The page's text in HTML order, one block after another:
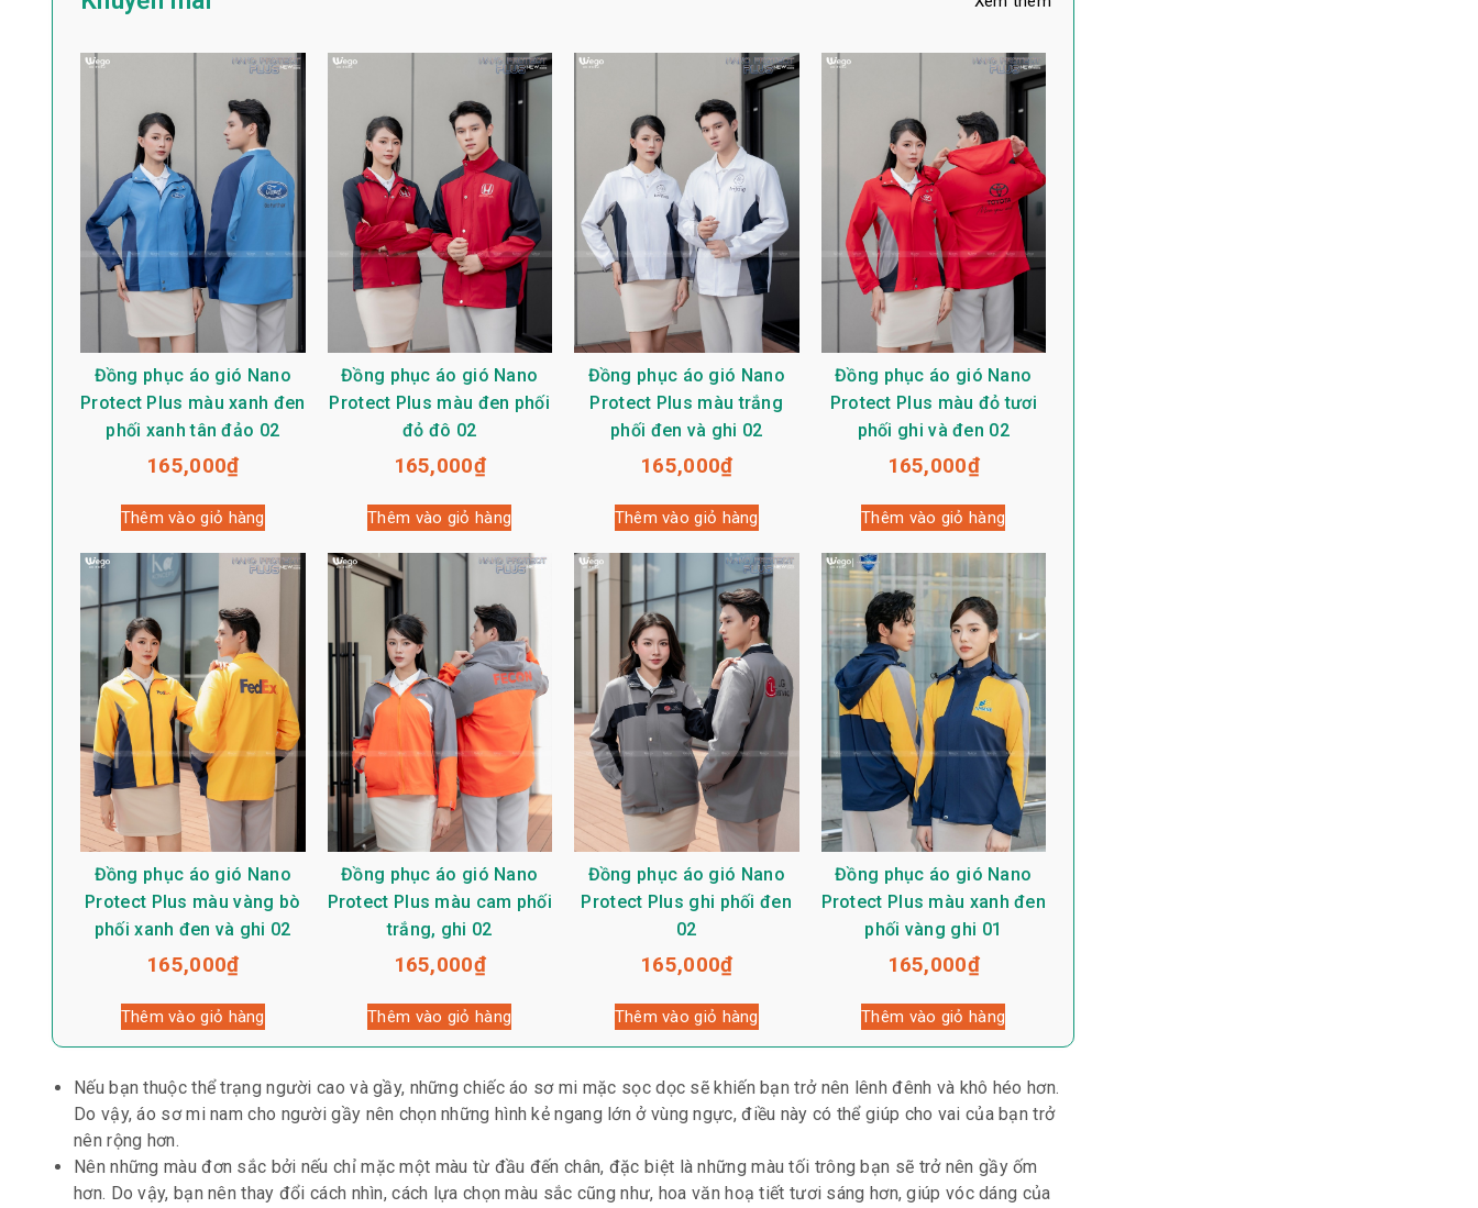
Đồng phục áo gió Nano
Protect Plus màu xanh đen
phối xanh tân đảo 02
165,000₫
Thêm vào giỏ hàng
Đồng phục áo gió Nano
Protect Plus màu đen phối
đỏ đô 02
165,000₫
Thêm vào giỏ hàng
Đồng phục áo gió Nano
Protect Plus màu trắng
phối đen và ghi 02
165,000₫
Thêm vào giỏ hàng
Đồng phục áo gió Nano
Protect Plus màu đỏ tươi
phối ghi và đen 02
165,000₫
Thêm vào giỏ hàng
Đồng phục áo gió Nano
Protect Plus màu vàng bò
phối xanh đen và ghi 02
165,000₫
Thêm vào giỏ hàng
Đồng phục áo gió Nano
Protect Plus màu cam phối
trắng, ghi 02
165,000₫
Thêm vào giỏ hàng
Đồng phục áo gió Nano
Protect Plus ghi phối đen
02
165,000₫
Thêm vào giỏ hàng
Đồng phục áo gió Nano
Protect Plus màu xanh đen
phối vàng ghi 01
165,000₫
Thêm vào giỏ hàng
Nếu bạn thuộc thể trạng người cao và gầy, những chiếc áo sơ mi mặc sọc dọc sẽ khiến bạn trở nên lênh đênh và khô héo hơn.
Do vậy, áo sơ mi nam cho người gầy nên chọn những hình kẻ ngang lớn ở vùng ngực, điều này có thể giúp cho vai của bạn trở
nên rộng hơn.
Nên những màu đơn sắc bởi nếu chỉ mặc một màu từ đầu đến chân, đặc biệt là những màu tối trông bạn sẽ trở nên gầy ốm
hơn. Do vậy, bạn nên thay đổi cách nhìn, cách lựa chọn màu sắc cũng như, hoa văn hoạ tiết tươi sáng hơn, giúp vóc dáng của